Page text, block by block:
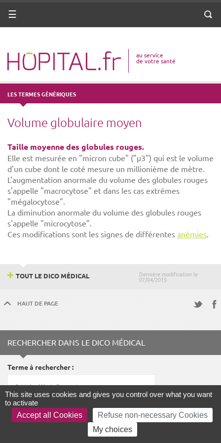
ANNUAIRE
VOTRE SANTÉ
DROITS & DÉMARCHES
MISSIONS
MÉTIERS
Menu
au service
de votre santé
LES TERMES GÉNÉRIQUES
Volume globulaire moyen
Taille moyenne des globules rouges.
Elle est mesurée en "micron cube" ("µ3") qui est le volume
d'un cube dont le coté mesure un millionième de mètre.
L'augmentation anormale du volume des globules rouges
s'appelle "macrocytose" et dans les cas extrêmes
"mégalocytose".
La diminution anormale du volume des globules rouges
s'appelle "microcytose".
Ces modifications sont les signes de différentes anémies.
Dernière modification le
07/04/2015
TOUT LE DICO MÉDICAL
HAUT DE PAGE
RECHERCHER DANS LE DICO MÉDICAL
Terme à rechercher
LANCER LA RECHERCHE
This site uses cookies and gives you control over what you want
to activate
Accept all Cookies
Refuse non-necessary Cookies
My choices